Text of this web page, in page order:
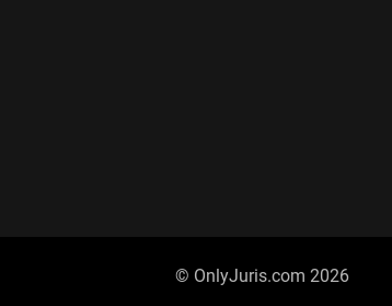
© OnlyJuris.com 2026